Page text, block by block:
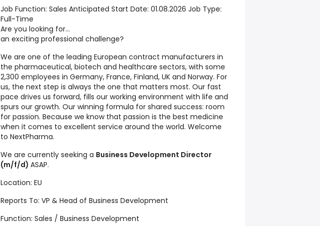
Job Function: Sales Anticipated Start Date: 01.08.2026 Job Type:
Full-Time
Are you looking for...
an exciting professional challenge?
We are one of the leading European contract manufacturers in
the pharmaceutical, biotech and healthcare sectors, with some
2,300 employees in Germany, France, Finland, UK and Norway. For
us, the next step is always the one that matters most. Our fast
pace drives us forward, fills our working environment with life and
spurs our growth. Our winning formula for shared success: room
for passion. Because we know that passion is the best medicine
when it comes to excellent service around the world. Welcome
to NextPharma.
We are currently seeking a Business Development Director
(m/f/d) ASAP.
Location: EU
Reports To: VP & Head of Business Development
Function: Sales / Business Development